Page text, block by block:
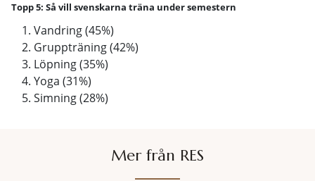
Topp 5: Så vill svenskarna träna under semestern
Vandring (45%)
Gruppträning (42%)
Löpning (35%)
Yoga (31%)
Simning (28%)
Mer från RES